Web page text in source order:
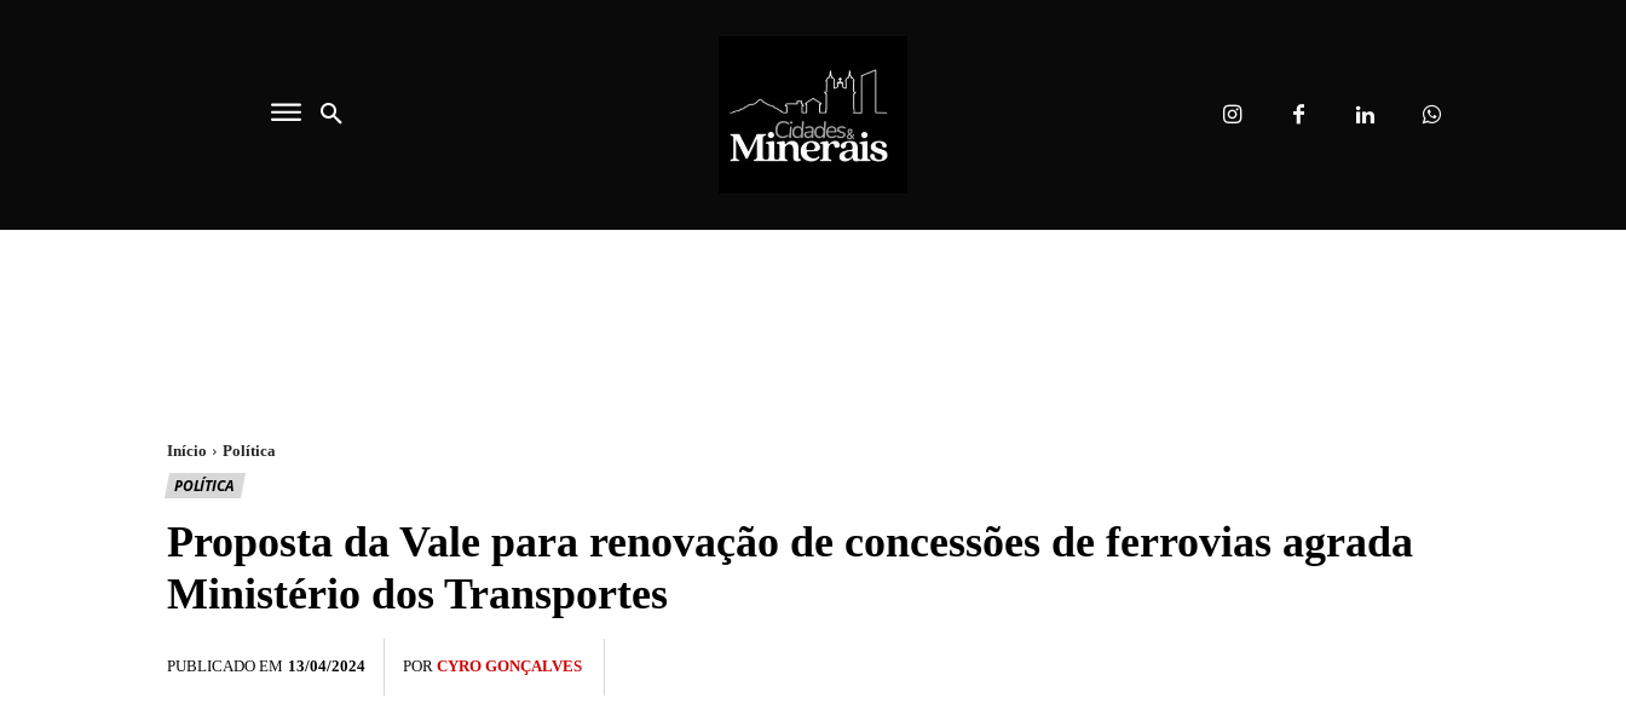
Início Política
POLÍTICA
Proposta da Vale para renovação de concessões de ferrovias agrada
Ministério dos Transportes
PUBLICADO EM 13/04/2024 POR CYRO GONÇALVES